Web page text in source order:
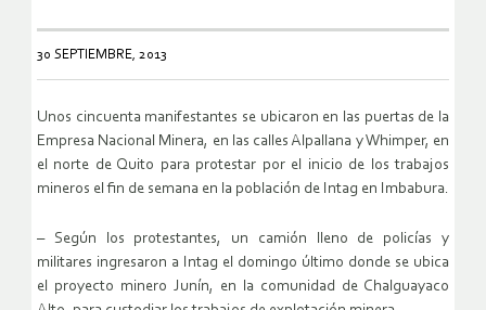
30 SEPTIEMBRE, 2013
Unos cincuenta manifestantes se ubicaron en las puertas de la
Empresa Nacional Minera, en las calles Alpallana y Whimper, en
el norte de Quito para protestar por el inicio de los trabajos
mineros el fin de semana en la población de Intag en Imbabura.
– Según los protestantes, un camión lleno de policías y
militares ingresaron a Intag el domingo último donde se ubica
el proyecto minero Junín, en la comunidad de Chalguayaco